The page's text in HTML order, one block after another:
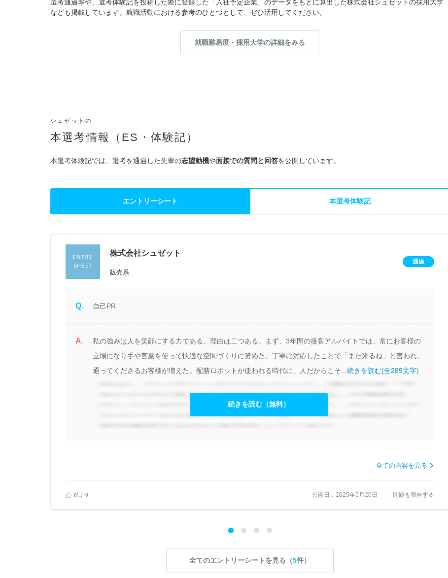
選考通過率や、選考体験記を投稿した際に登録した「入社予定企業」のデータをもとに算出した株式会社シュゼットの採用大学
なども掲載しています。就職活動における参考のひとつとして、ぜひ活用してください。
就職難易度・採用大学の詳細をみる
シュゼットの
本選考情報（ES・体験記）
本選考体験記では、選考を通過した先輩の志望動機や面接での質問と回答を公開しています。
エントリーシート 本選考体験記
株式会社シュゼット
販売系
通過
Q. 自己PR
A.
私の強みは人を笑顔にする力である。理由は二つある。まず、3年間の接客アルバイトでは、常にお客様の
立場になり手や言葉を使って快適な空間づくりに努めた。丁寧に対応したことで「また来るね」と言われ、
通ってくださるお客様が増えた。配膳ロボットが使われる時代に、人だからこそ... 続きを読む(全289文字)
続きを読む（無料）
全ての内容を見る
0 0 公開日：2025年5月20日 問題を報告する
全てのエントリーシートを見る（5件）